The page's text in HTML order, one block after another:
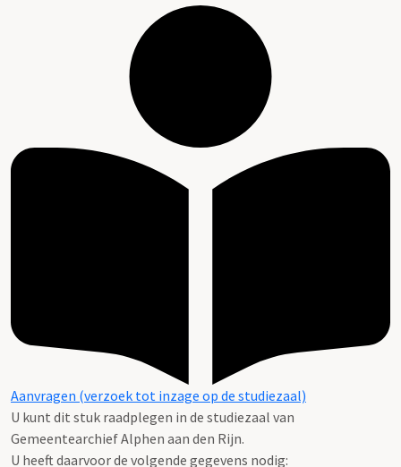
Aanvragen (verzoek tot inzage op de studiezaal)
U kunt dit stuk raadplegen in de studiezaal van
Gemeentearchief Alphen aan den Rijn.
U heeft daarvoor de volgende gegevens nodig: